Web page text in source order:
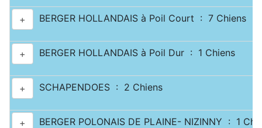
+ BERGER HOLLANDAIS à Poil Court : 7 Chiens
+ BERGER HOLLANDAIS à Poil Dur : 1 Chiens
+ SCHAPENDOES : 2 Chiens
+ BERGER POLONAIS DE PLAINE- NIZINNY : 1